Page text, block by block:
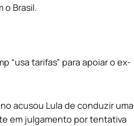
o Brasil.
“usa tarifas” para apoiar o ex-
acusou Lula de conduzir uma
em julgamento por tentativa